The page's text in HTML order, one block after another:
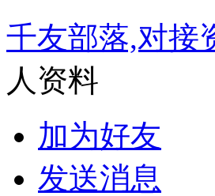
千友部落,对接
人资料
加为好友
发送消息